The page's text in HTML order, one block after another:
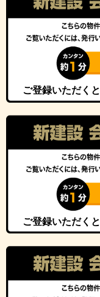
ご登録いただくと
ご登録いただくと